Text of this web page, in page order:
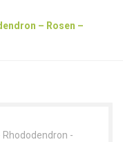
– Rosen –
Rhododendron -